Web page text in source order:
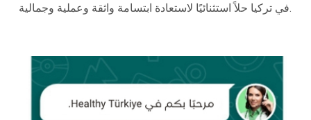
في تركيا حلاً استثنائيًا لاستعادة ابتسامة واثقة وعملية وجمالية.